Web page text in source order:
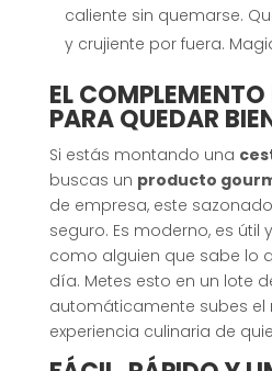
caliente sin quemarse.
y crujiente por fuera.
EL COMPLEMENTO
PARA QUEDAR
Si estás montando una
buscas un producto
de empresa, este
seguro. Es moderno, es útil
como alguien que sabe lo
día. Metes esto en un lote
automáticamente subes el
experiencia culinaria de